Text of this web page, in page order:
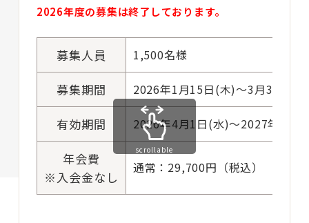
2026年度の募集は終了しております。
募集人員 1,500名様
募集期間 2026年1月15日(木)～3月31日(
有効期間 2026年4月1日(水)～2027年3月
年会費
※入会金なし
通常：29,700円（税込）
scrollable